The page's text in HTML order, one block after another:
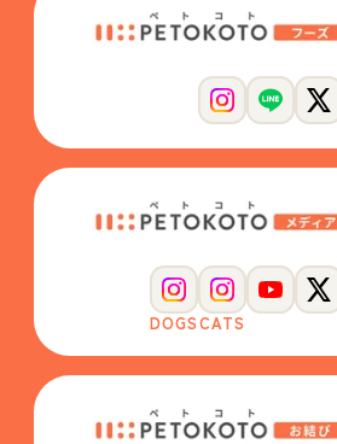
DOGSCATS